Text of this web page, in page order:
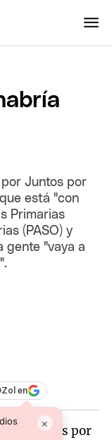
Juntos por
está "con
Primarias
(PASO) y
gente "vaya a
en
×
por Juntos por